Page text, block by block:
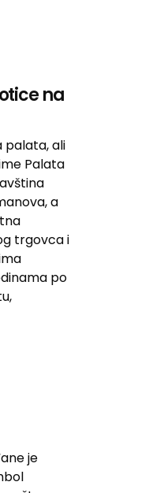
na
palata, ali
Palata
a
trgovca i
po
je